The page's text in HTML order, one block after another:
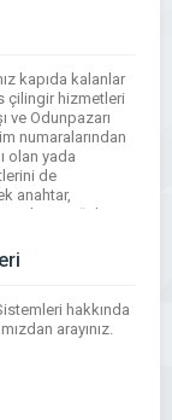
kapıda kalanlar
çilingir hizmetleri
ve Odunpazarı
numaralarından
olan yada
de
anahtar,
çoğaltma
hakkında
arayınız.